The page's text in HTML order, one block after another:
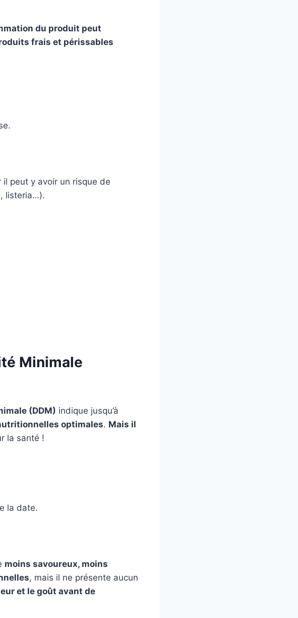
du produit peut
frais et périssables
il peut y avoir un risque de
listeria…).
Minimale
(DDM) indique jusqu’à
optimales. Mais il
la santé !
la date.
moins savoureux, moins
, mais il ne présente aucun
et le goût avant de